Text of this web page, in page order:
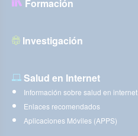
Formación
Investigación
Salud en Internet
Información sobre salud en internet
Enlaces recomendados
Aplicaciones Móviles (APPS)